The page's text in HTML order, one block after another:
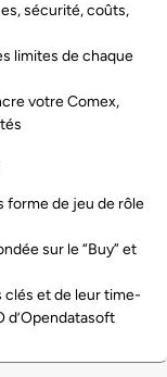
sécurité, coûts,
limites de chaque
votre Comex,
forme de jeu de rôle
sur le “Buy” et
et de leur time-
d’Opendatasoft